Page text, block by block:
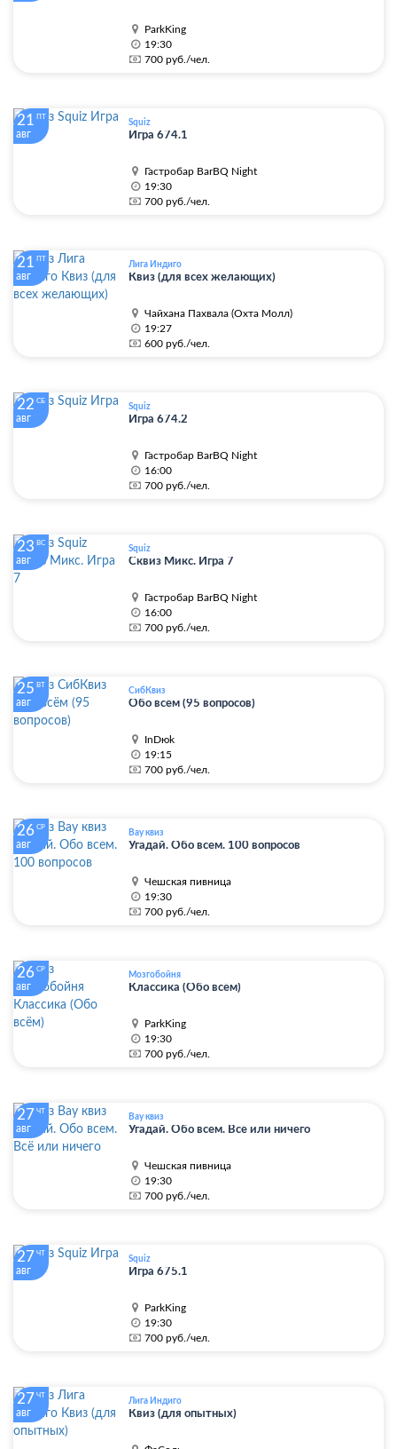
ParkKing
19:30
700 руб./чел.
21
авг
Squiz
Игра 674.1
Гастробар BarBQ Night
19:30
700 руб./чел.
21
авг
Лига Индиго
Квиз (для всех желающих)
Чайхана Пахвала (Охта Молл)
19:27
600 руб./чел.
22 СБ
авг
Squiz
Игра 674.2
Гастробар BarBQ Night
16:00
700 руб./чел.
23 ВС
авг
Squiz
Сквиз Микс. Игра 7
Гастробар BarBQ Night
16:00
700 руб./чел.
25 ВТ
авг
СибКвиз
Обо всëм (95 вопросов)
InDюk
19:15
700 руб./чел.
26 СР
авг
Вау квиз
Угадай. Обо всем. 100 вопросов
Чешская пивница
19:30
700 руб./чел.
26 СР
авг
Мозгобойня
Классика (Обо всём)
ParkKing
19:30
700 руб./чел.
27 ЧТ
авг
Вау квиз
Угадай. Обо всем. Всё или ничего
Чешская пивница
19:30
700 руб./чел.
27 ЧТ
авг
Squiz
Игра 675.1
ParkKing
19:30
700 руб./чел.
27 ЧТ
авг
Лига Индиго
Квиз (для опытных)